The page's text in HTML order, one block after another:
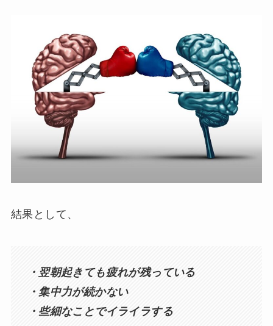
結果として、
・翌朝起きても疲れが残っている
・集中力が続かない
・些細なことでイライラする